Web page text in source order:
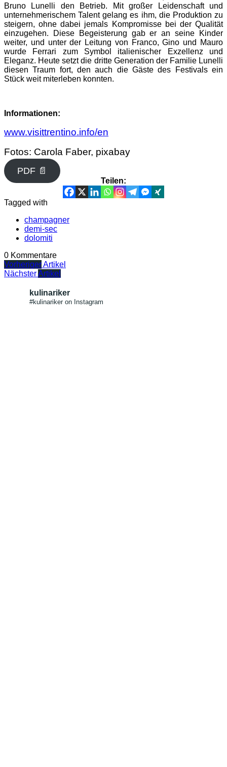
Bruno Lunelli den Betrieb. Mit großer Leidenschaft und
unternehmerischem Talent gelang es ihm, die Produktion zu
steigern, ohne dabei jemals Kompromisse bei der Qualität
einzugehen. Diese Begeisterung gab er an seine Kinder
weiter, und unter der Leitung von Franco, Gino und Mauro
wurde Ferrari zum Symbol italienischer Exzellenz und
Eleganz. Heute setzt die dritte Generation der Familie Lunelli
diesen Traum fort, den auch die Gäste des Festivals ein
Stück weit miterleben konnten.
Informationen:
www.visittrentino.info/en
Fotos: Carola Faber, pixabay
PDF 📄
Teilen:
Tagged with
champagner
demi-sec
dolomiti
0 Kommentare
VorherigerArtikel
NächsterArtikel
kulinariker
#kulinariker on Instagram